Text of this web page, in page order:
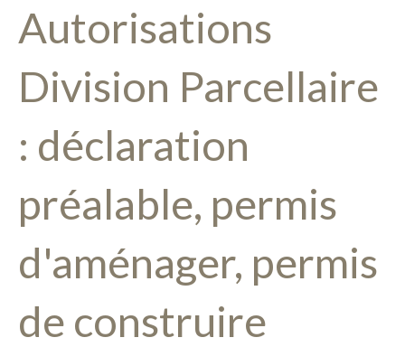
Autorisations
Division Parcellaire
: déclaration
préalable, permis
d'aménager, permis
de construire